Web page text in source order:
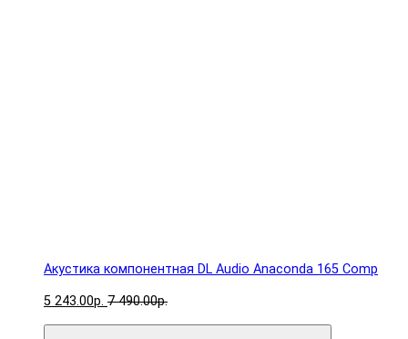
Акустика компонентная DL Audio Anaconda 165 Comp
5 243.00р. 7 490.00р.